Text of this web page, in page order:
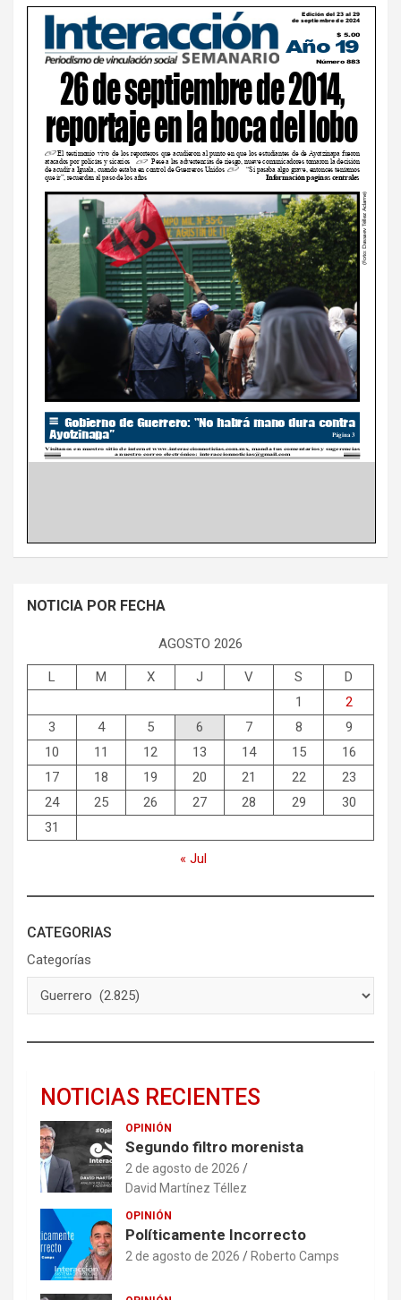
NOTICIA POR FECHA
AGOSTO 2026
L M X J V S
D
1
2
3
4 5 6 7 8
9
10
11 12 13 14 15
16
17
18 19 20 21 22
23
24
25 26 27 28 29
30
31
« Jul
CATEGORIAS
Categorías
NOTICIAS RECIENTES
OPINIÓN
Segundo filtro morenista
2 de agosto de 2026
David Martínez Téllez
OPINIÓN
Políticamente Incorrecto
2 de agosto de 2026 Roberto Camps